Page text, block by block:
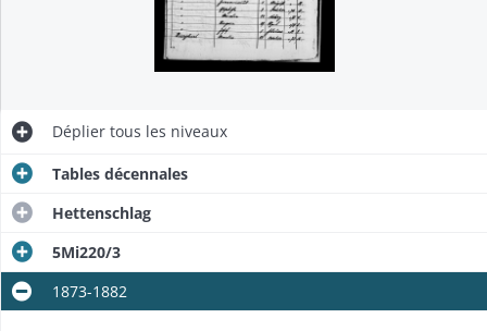
Déplier tous les niveaux
Tables décennales
Hettenschlag
5Mi220/3
1873-1882